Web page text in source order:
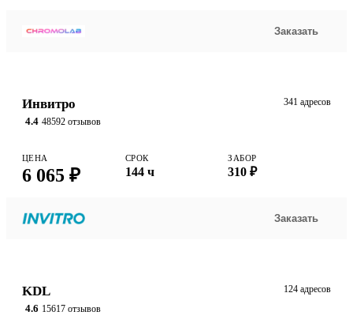
Заказать
Инвитро
4.4 48592 отзывов
341 адресов
ЦЕНА
6 065 ₽
СРОК
144 ч
ЗАБОР
310 ₽
Заказать
KDL
4.6 15617 отзывов
124 адресов